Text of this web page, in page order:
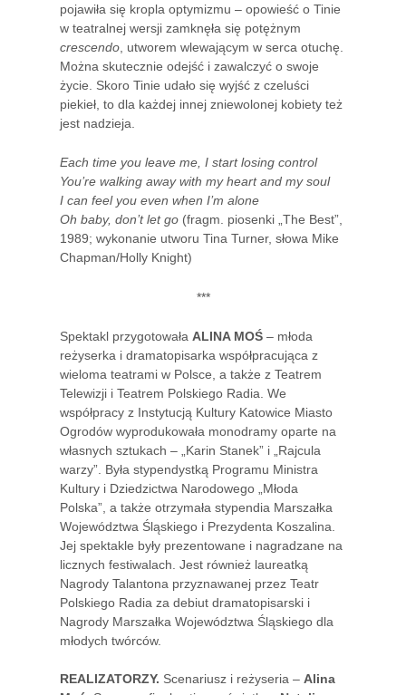
pojawiła się kropla optymizmu – opowieść o Tinie
w teatralnej wersji zamknęła się potężnym
crescendo , utworem wlewającym w serca otuchę.
Można skutecznie odejść i zawalczyć o swoje
życie. Skoro Tinie udało się wyjść z czeluści
piekieł, to dla każdej innej zniewolonej kobiety też
jest nadzieja.
Each time you leave me, I start losing control
You’re walking away with my heart and my soul
I can feel you even when I’m alone
Oh baby, don’t let go (fragm. piosenki „The Best”,
1989; wykonanie utworu Tina Turner, słowa Mike
Chapman/Holly Knight)
***
Spektakl przygotowała ALINA MOŚ – młoda
reżyserka i dramatopisarka współpracująca z
wieloma teatrami w Polsce, a także z Teatrem
Telewizji i Teatrem Polskiego Radia. We
współpracy z Instytucją Kultury Katowice Miasto
Ogrodów wyprodukowała monodramy oparte na
własnych sztukach – „Karin Stanek” i „Rajcula
warzy”. Była stypendystką Programu Ministra
Kultury i Dziedzictwa Narodowego „Młoda
Polska”, a także otrzymała stypendia Marszałka
Województwa Śląskiego i Prezydenta Koszalina.
Jej spektakle były prezentowane i nagradzane na
licznych festiwalach. Jest również laureatką
Nagrody Talantona przyznawanej przez Teatr
Polskiego Radia za debiut dramatopisarski i
Nagrody Marszałka Województwa Śląskiego dla
młodych twórców.
REALIZATORZY. Scenariusz i reżyseria – Alina